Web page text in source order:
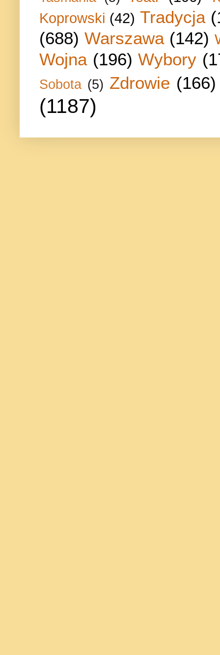
Koprowski (42) Tradycja
(688) Warszawa (142)
Wojna (196) Wybory
Sobota (5) Zdrowie (166)
(1187)